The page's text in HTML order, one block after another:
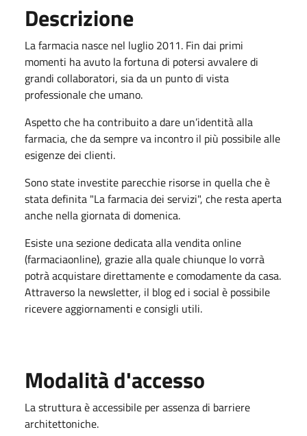
Descrizione
La farmacia nasce nel luglio 2011. Fin dai primi
momenti ha avuto la fortuna di potersi avvalere di
grandi collaboratori, sia da un punto di vista
professionale che umano.
Aspetto che ha contribuito a dare un’identità alla
farmacia, che da sempre va incontro il più possibile alle
esigenze dei clienti.
Sono state investite parecchie risorse in quella che è
stata definita "La farmacia dei servizi", che resta aperta
anche nella giornata di domenica.
Esiste una sezione dedicata alla vendita online
(farmaciaonline), grazie alla quale chiunque lo vorrà
potrà acquistare direttamente e comodamente da casa.
Attraverso la newsletter, il blog ed i social è possibile
ricevere aggiornamenti e consigli utili.
Modalità d'accesso
La struttura è accessibile per assenza di barriere
architettoniche.